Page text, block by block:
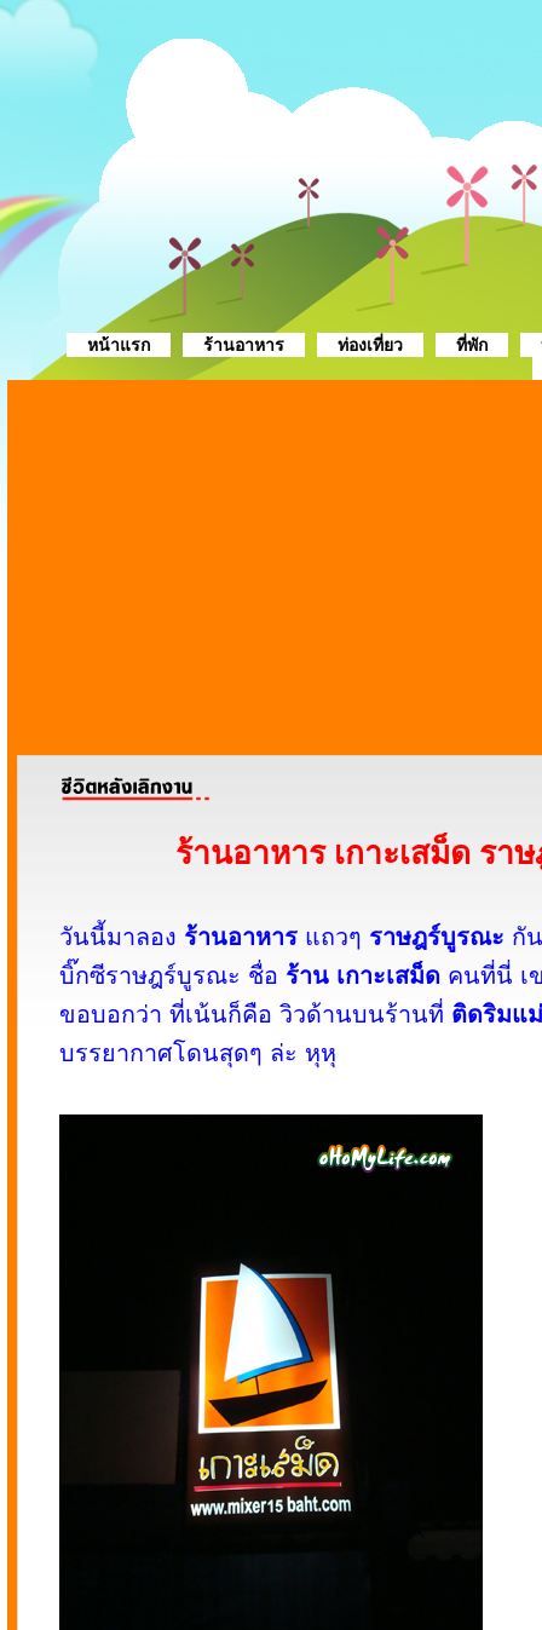
หน้าแรก ร้านอาหาร ท่องเที่ยว ที่พัก
ร้านอาหาร เกาะเสม็ด รา
วันนี้มาลอง ร้านอาหาร แถวๆ ราษฎร์บูรณะ กั
บิ๊กซีราษฎร์บูรณะ ชื่อ ร้าน เกาะเสม็ด คนที่นี่ เ
ขอบอกว่า ที่เน้นก็คือ วิวด้านบนร้านที่ ติดริมแ
บรรยากาศโดนสุดๆ ล่ะ หุหุ